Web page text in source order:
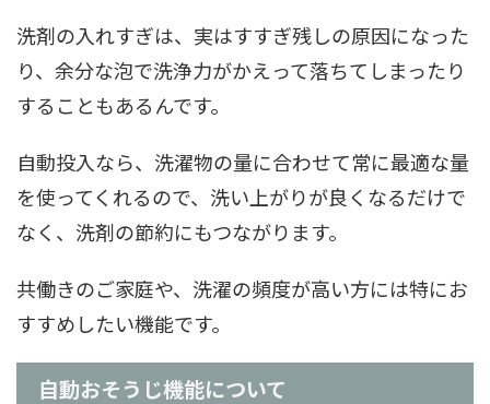
洗剤の入れすぎは、実はすすぎ残しの原因になった
り、余分な泡で洗浄力がかえって落ちてしまったり
することもあるんです。
自動投入なら、洗濯物の量に合わせて常に最適な量
を使ってくれるので、洗い上がりが良くなるだけで
なく、洗剤の節約にもつながります。
共働きのご家庭や、洗濯の頻度が高い方には特にお
すすめしたい機能です。
自動おそうじ機能について